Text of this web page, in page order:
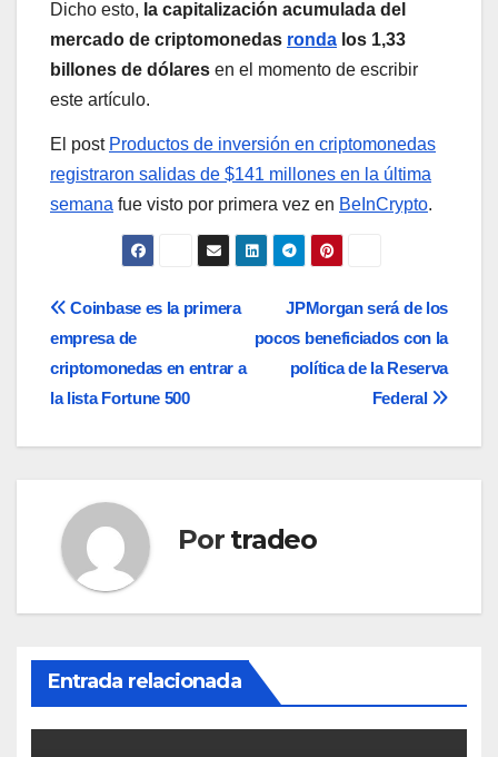
Dicho esto, la capitalización acumulada del
mercado de criptomonedas ronda los 1,33
billones de dólares en el momento de escribir
este artículo.
El post Productos de inversión en criptomonedas
registraron salidas de $141 millones en la última
semana fue visto por primera vez en BeInCrypto.
Navegación
de
entradas
JPMorgan será de los
pocos beneficiados con la
política de la Reserva
Federal
Coinbase es la primera
empresa de
criptomonedas en entrar a
la lista Fortune 500
Por tradeo
Entrada relacionada